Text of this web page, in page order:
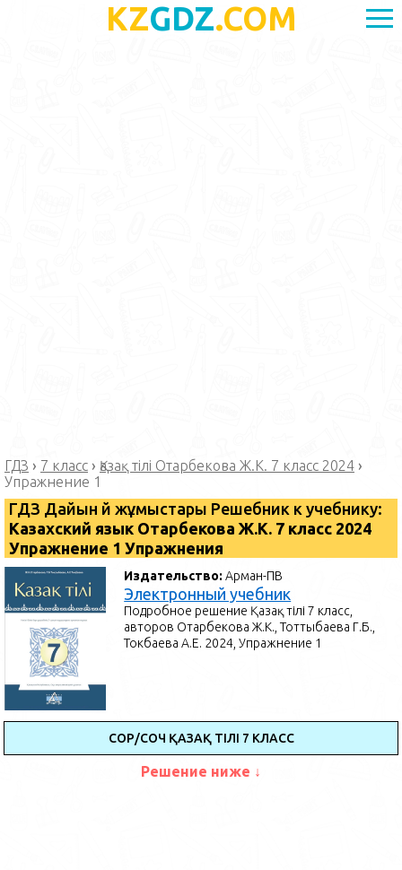
KZGDZ.COM
ГДЗ › 7 класс › Қазақ тілі Отарбекова Ж.К. 7 класс 2024 ›
Упражнение 1
ГДЗ Дайын үй жұмыстары Решебник к учебнику:
Казахский язык Отарбекова Ж.К. 7 класс 2024
Упражнение 1 Упражнения
Издательство:Арман-ПВ
Электронный учебник
Подробное решение Қазақ тілі 7 класс,
авторов Отарбекова Ж.К., Тоттыбаева Г.Б.,
Токбаева А.Е. 2024, Упражнение 1
СОР/СОЧ ҚАЗАҚ ТІЛІ 7 КЛАСС
Решение ниже ↓